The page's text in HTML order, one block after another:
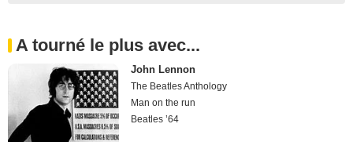
A tourné le plus avec...
John Lennon
The Beatles Anthology
Man on the run
Beatles ’64